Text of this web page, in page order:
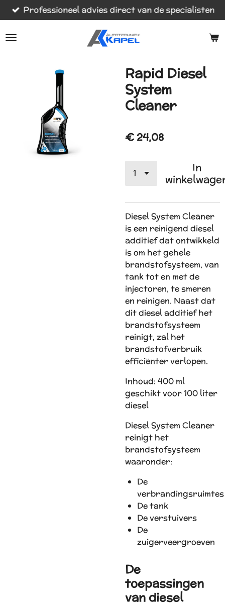
Ga
direct
naar
Professioneel advies direct van de specialisten
Rapid Diesel
System
Cleaner
€ 24,08
In
Diesel System Cleaner
is een reinigend diesel
additief dat ontwikkeld
is om het gehele
brandstofsysteem, van
tank tot en met de
injectoren, te smeren
en reinigen. Naast dat
dit diesel additief het
brandstofsysteem
reinigt, zal het
brandstofverbruik
efficiënter verlopen.
Inhoud: 400 ml
geschikt voor 100 liter
diesel
Diesel System Cleaner
reinigt het
brandstofsysteem
waaronder:
De
verbrandingsruimtes
De tank
De verstuivers
De
zuigerveergroeven
De
toepassingen
van diesel